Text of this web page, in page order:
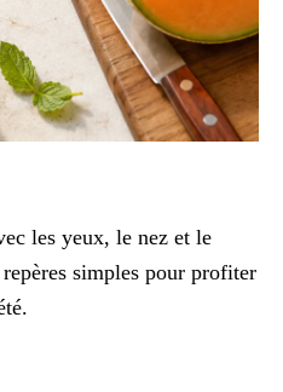
les yeux, le nez et le
simples pour profiter